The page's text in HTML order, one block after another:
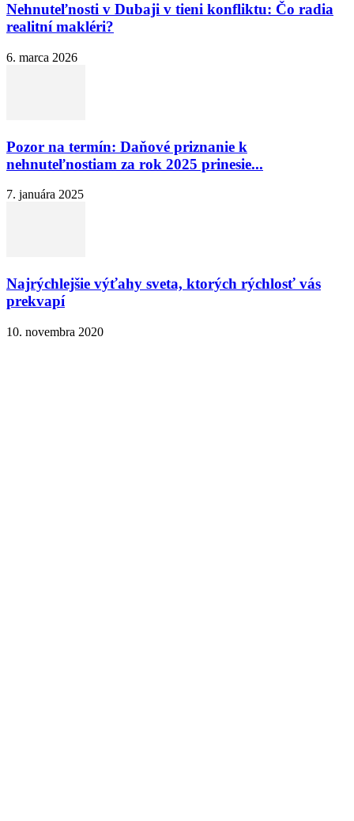
Nehnuteľnosti v Dubaji v tieni konfliktu: Čo radia
realitní makléri?
6. marca 2026
Pozor na termín: Daňové priznanie k
nehnuteľnostiam za rok 2025 prinesie...
7. januára 2025
Najrýchlejšie výťahy sveta, ktorých rýchlosť vás
prekvapí
10. novembra 2020